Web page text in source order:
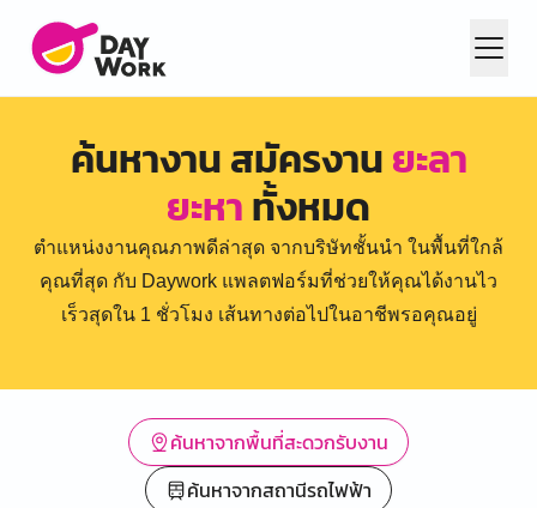
ค้นหางาน สมัครงานยะลา
ยะหาทั้งหมด
ตำแหน่งงานคุณภาพดีล่าสุด จากบริษัทชั้นนำ ในพื้นที่ใกล้
คุณที่สุด กับ Daywork แพลตฟอร์มที่ช่วยให้คุณได้งานไว
เร็วสุดใน 1 ชั่วโมง เส้นทางต่อไปในอาชีพรอคุณอยู่
ค้นหาจากพื้นที่สะดวกรับงาน
ค้นหาจากสถานีรถไฟฟ้า